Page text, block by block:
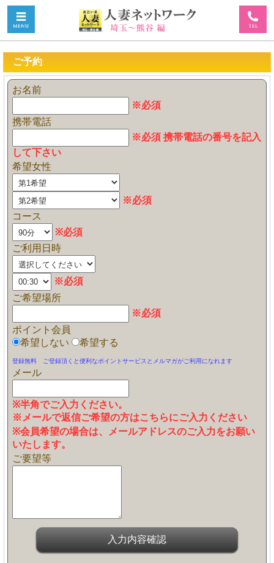
ご予約
お名前
※必須
携帯電話
※必須 携帯電話の番号を記入
して下さい
希望女性
※必須
コース
※必須
ご利用日時
※必須
ご希望場所
※必須
ポイント会員
希望しない
希望する
登録無料 ご登録頂くと便利なポイントサービスとメルマガがご利用になれます
メール
※半角でご入力ください。
※メールで返信ご希望の方はこちらにご入力ください
※会員希望の場合は、メールアドレスのご入力をお願い
いたします。
ご要望等